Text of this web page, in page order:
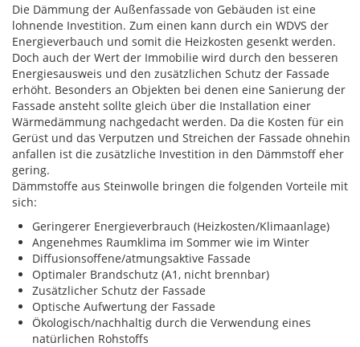
Die Dämmung der Außenfassade von Gebäuden ist eine
lohnende Investition. Zum einen kann durch ein WDVS der
Energieverbauch und somit die Heizkosten gesenkt werden.
Doch auch der Wert der Immobilie wird durch den besseren
Energiesausweis und den zusätzlichen Schutz der Fassade
erhöht. Besonders an Objekten bei denen eine Sanierung der
Fassade ansteht sollte gleich über die Installation einer
Wärmedämmung nachgedacht werden. Da die Kosten für ein
Gerüst und das Verputzen und Streichen der Fassade ohnehin
anfallen ist die zusätzliche Investition in den Dämmstoff eher
gering.
Dämmstoffe aus Steinwolle bringen die folgenden Vorteile mit
sich:
Geringerer Energieverbrauch (Heizkosten/Klimaanlage)
Angenehmes Raumklima im Sommer wie im Winter
Diffusionsoffene/atmungsaktive Fassade
Optimaler Brandschutz (A1, nicht brennbar)
Zusätzlicher Schutz der Fassade
Optische Aufwertung der Fassade
Ökologisch/nachhaltig durch die Verwendung eines
natürlichen Rohstoffs